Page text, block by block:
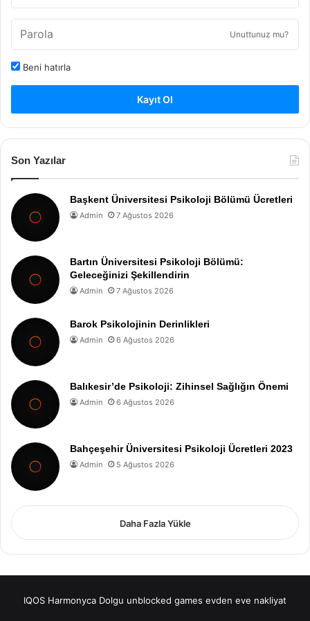
Unuttunuz mu?
Beni hatırla
Kayıt Ol
Son Yazılar
Başkent Üniversitesi Psikoloji Bölümü Ücretleri
Admin 7 Ağustos 2026
Bartın Üniversitesi Psikoloji Bölümü:
Geleceğinizi Şekillendirin
Admin 7 Ağustos 2026
Barok Psikolojinin Derinlikleri
Admin 6 Ağustos 2026
Balıkesir’de Psikoloji: Zihinsel Sağlığın Önemi
Admin 6 Ağustos 2026
Bahçeşehir Üniversitesi Psikoloji Ücretleri 2023
Admin 5 Ağustos 2026
Daha Fazla Yükle
IQOS Harmonyca Dolgu unblocked games evden eve nakliyat